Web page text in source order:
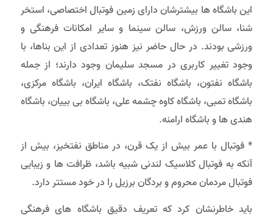
این باشگاه ها بیشترشان دارای زمین فوتبال اختصاصی، استخر
شنا، سالن ورزش، سالن سینما و سایر امکانات فرهنگی و
ورزشی بودند. در حال حاضر نیز هنوز تعدادی از اين بناها، با
وجود تغییر کاربری در مسجد سلیمان وجود دارند؛ از جمله
باشگاه نفتون، باشگاه نفتک، باشگاه ایران، باشگاه مرکزی،
باشگاه تمبی، باشگاه کاوه چشمه علی، باشگاه بی بییان، باشگاه
هندی ها و باشگاه ارامنه.
* فوتبال با عمر بیش از یک قرن، در مناطق نفتخیز، بیش از
آنکه به فوتبال کلاسیک لندنی شبیه باشد، ظرافت ها و زیبایی
فوتبال مردمان محروم و بردگان برزیل را در خود مستتر دارد.
باید خاطرنشان کرد که تعریف دقیق باشگاه های فرهنگی